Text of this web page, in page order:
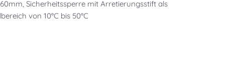
Sicherheitssperre mit Arretierungsstift als
von 10°C bis 50°C